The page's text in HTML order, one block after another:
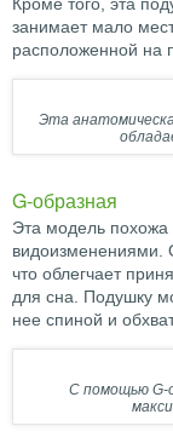
Кроме того, эта
занимает мало
расположенной на
Эта
G-образная
Эта модель похожа
видоизменениями.
что облегчает
для сна. Подушку
нее спиной и
С помощью G-